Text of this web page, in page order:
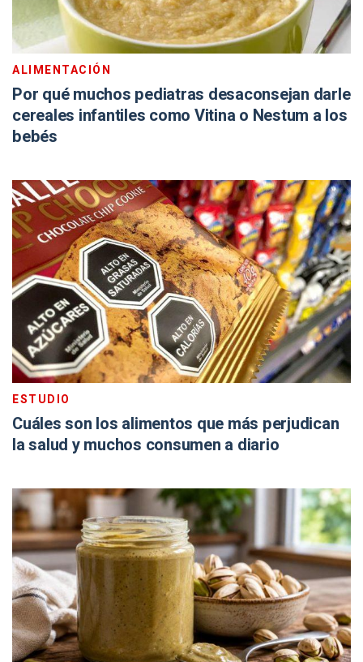
ALIMENTACIÓN
Por qué muchos pediatras desaconsejan darle
cereales infantiles como Vitina o Nestum a los
bebés
ESTUDIO
Cuáles son los alimentos que más perjudican
la salud y muchos consumen a diario